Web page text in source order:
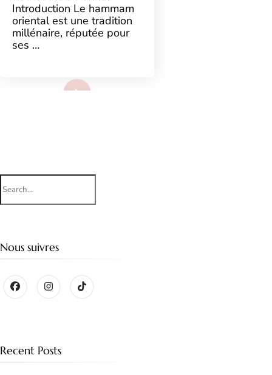
NOTRE
INSTITUT
DE
BEAUTÉ
À
Introduction Le hammam
oriental est une tradition
millénaire, réputée pour
ses …
Search
for:
Nous suivres
Recent Posts